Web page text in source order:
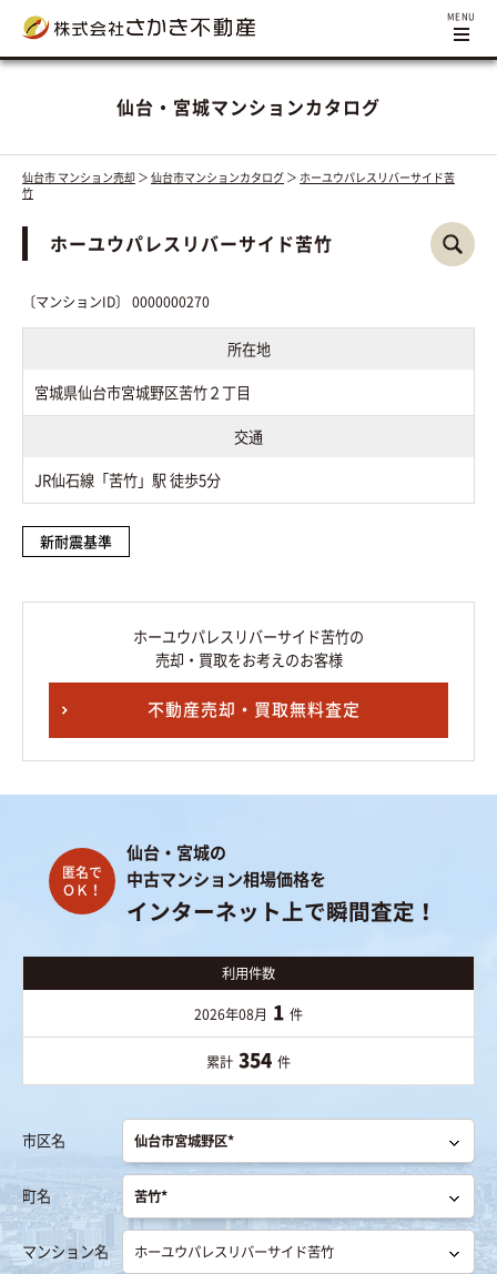
仙台・宮城マンションカタログ
仙台市 マンション売却 ＞ 仙台市マンションカタログ ＞ ホーユウパレスリバーサイド苦
竹
ホーユウパレスリバーサイド苦竹
〔マンションID〕 0000000270
所在地
宮城県仙台市宮城野区苦竹２丁目
交通
JR仙石線「苦竹」駅 徒歩5分
新耐震基準
ホーユウパレスリバーサイド苦竹の
売却・買取をお考えのお客様
不動産売却・買取無料査定
仙台・宮城の
中古マンション相場価格を
インターネット上で瞬間査定！
利用件数
2026年08月 1 件
累計 354 件
市区名
町名
マンション名